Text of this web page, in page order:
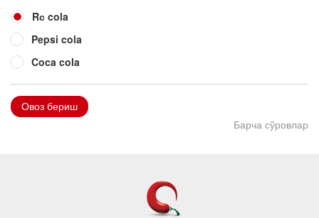
Rс cola
Pepsi cola
Coca cola
Овоз бериш
Барча сўровлар